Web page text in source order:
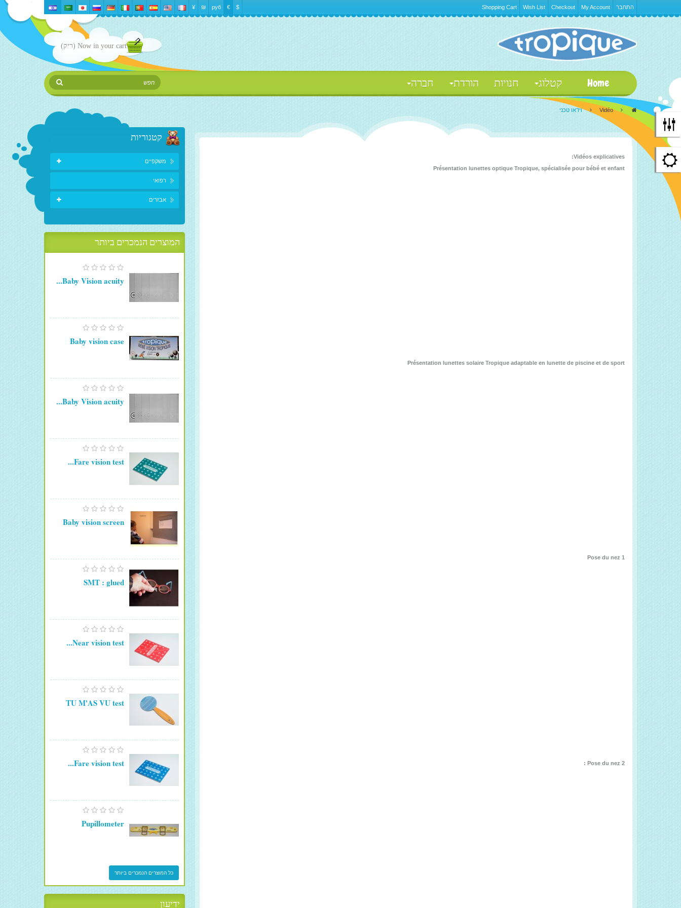
$
€
руб
₪‎
¥ התחבר My Account
Checkout
Wish List
Shopping Cart
Now in your cart (ריק)
Home קטלוג חנויות הורדת חברה
>
Vidéo
> וידאו טכני
Vidéos explicatives:
Présentation lunettes optique Tropique, spécialisée pour bébé et enfant
Présentation lunettes solaire Tropique adaptable en lunette de piscine et de sport
Pose du nez 1
Pose du nez 2 :
קטגוריות
משקפיים
רפואי
אבזרים
המוצרים הנמכרים ביותר
Baby Vision acuity...
Baby vision case
Baby Vision acuity...
Fare vision test...
Baby vision screen
SMT : glued
Near vision test...
TU M'AS VU test
Fare vision test...
Pupillometer
כל המוצרים הנמכרים ביותר
ידיעון